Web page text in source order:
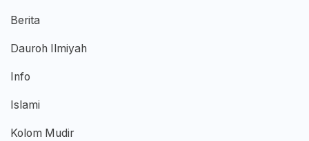
Berita
Dauroh Ilmiyah
Info
Islami
Kolom Mudir